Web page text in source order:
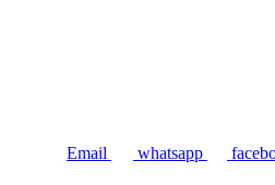
Email
whatsapp